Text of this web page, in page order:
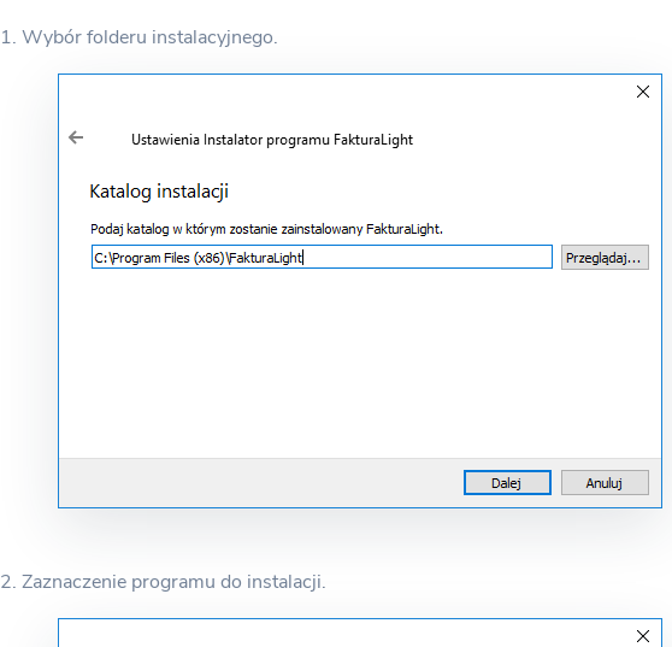
1. Wybór folderu instalacyjnego.
2. Zaznaczenie programu do instalacji.